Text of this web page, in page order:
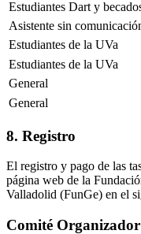
Estudiantes Dart y
Asistente sin
Estudiantes de la UVa
Estudiantes de la UVa
General
General
8. Registro
El registro y pago de las
página web de la
Valladolid (FunGe) en el
Comité Organizador